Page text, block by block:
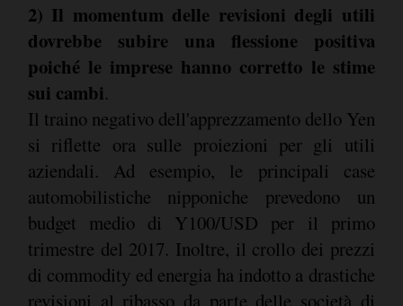
2) Il momentum delle revisioni degli utili
dovrebbe subire una flessione positiva
poiché le imprese hanno corretto le stime
sui cambi.
Il traino negativo dell'apprezzamento dello Yen
si riflette ora sulle proiezioni per gli utili
aziendali. Ad esempio, le principali case
automobilistiche nipponiche prevedono un
budget medio di Y100/USD per il primo
trimestre del 2017. Inoltre, il crollo dei prezzi
di commodity ed energia ha indotto a drastiche
revisioni al ribasso da parte delle società di